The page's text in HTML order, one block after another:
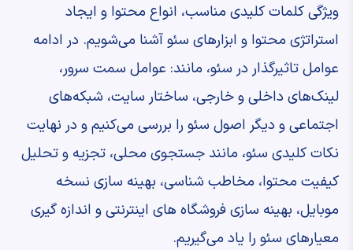
ویژگی کلمات کلیدی مناسب، انواع محتوا و ایجاد
استراتژی محتوا و ابزارهای سئو آشنا می‌شویم. در ادامه
عوامل تاثیرگذار در سئو، مانند: عوامل سمت سرور،
لینک‌های داخلی و خارجی، ساختار سایت، شبکه‌های
اجتماعی و دیگر اصول سئو را بررسی می‌کنیم و در نهایت
نکات کلیدی سئو، مانند جستجوی محلی، تجزیه و تحلیل
کیفیت محتوا، مخاطب شناسی، بهینه سازی نسخه
موبایل، بهینه سازی فروشگاه های اینترنتی و اندازه گیری
معیارهای سئو را یاد می‌گیریم.